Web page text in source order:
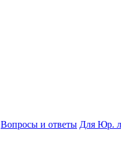
Вопросы и ответы Для Юр.